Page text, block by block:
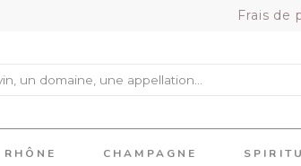
Frais de
RHÔNE CHAMPAGNE